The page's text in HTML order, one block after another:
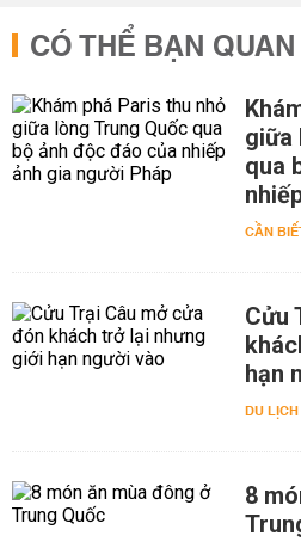
CÓ THỂ BẠN
giữa
qua
CẦN
Cửu
hạn
DU LỊCH
8